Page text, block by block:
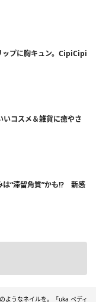
ップに胸キュン。CipiCipi
いコスメ＆雑貨に癒やさ
は“滞留角質”かも!? 新感
ようなネイルを。「uka ペディ